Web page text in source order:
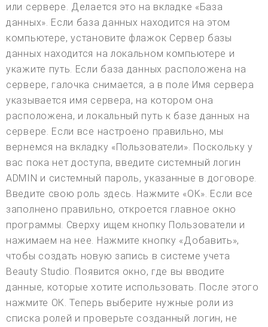
или сервере. Делается это на вкладке «База
данных». Если база данных находится на этом
компьютере, установите флажок Сервер базы
данных находится на локальном компьютере и
укажите путь. Если база данных расположена на
сервере, галочка снимается, а в поле Имя сервера
указывается имя сервера, на котором она
расположена, и локальный путь к базе данных на
сервере. Если все настроено правильно, мы
вернемся на вкладку «Пользователи». Поскольку у
вас пока нет доступа, введите системный логин
ADMIN и системный пароль, указанные в договоре.
Введите свою роль здесь. Нажмите «ОК». Если все
заполнено правильно, откроется главное окно
программы. Сверху ищем кнопку Пользователи и
нажимаем на нее. Нажмите кнопку «Добавить»,
чтобы создать новую запись в системе учета
Beauty Studio. Появится окно, где вы вводите
данные, которые хотите использовать. После этого
нажмите ОК. Теперь выберите нужные роли из
списка ролей и проверьте созданный логин, не